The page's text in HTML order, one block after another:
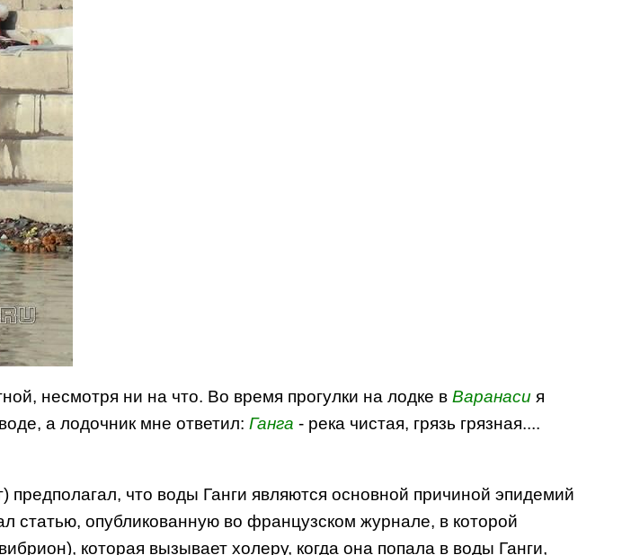
несмотря ни на что. Во время прогулки на лодке в Варанаси я
а лодочник мне ответил: Ганга - река чистая, грязь грязная....
предполагал, что воды Ганги являются основной причиной эпидемий
статью, опубликованную во французском журнале, в которой
которая вызывает холеру, когда она попала в воды Ганги,